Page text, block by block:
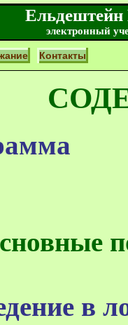
электронный
Контакты
в